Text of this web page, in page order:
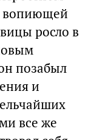
вопиющей
росло в
позабыл
и
все же